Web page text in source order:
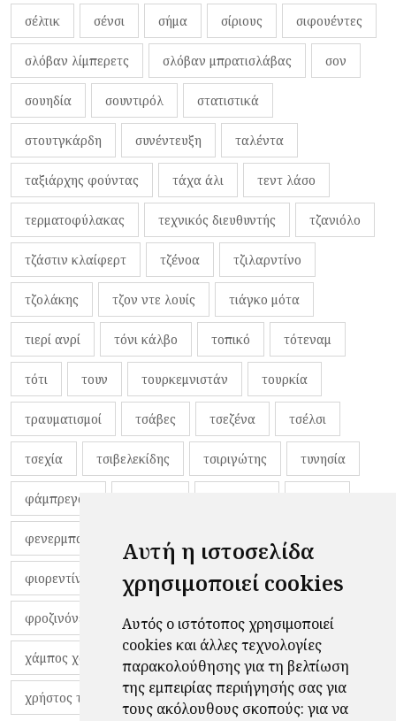
Αυτή η ιστοσελίδα
χρησιμοποιεί cookies
Αυτός ο ιστότοπος χρησιμοποιεί
cookies και άλλες τεχνολογίες
παρακολούθησης για τη βελτίωση
της εμπειρίας περιήγησής σας για
τους ακόλουθους σκοπούς: για να
σέλτικ σένσι σήμα σίριους σιφουέντες
σλόβαν λίμπερετς σλόβαν μπρατισλάβας σον
σουηδία σουντιρόλ στατιστικά
στουτγκάρδη συνέντευξη ταλέντα
ταξιάρχης φούντας τάχα άλι τεντ λάσο
τερματοφύλακας τεχνικός διευθυντής τζανιόλο
τζάστιν κλαίφερτ τζένοα τζιλαρντίνο
τζολάκης τζον ντε λουίς τιάγκο μότα
τιερί ανρί τόνι κάλβο τοπικό τότεναμ
τότι τουν τουρκεμνιστάν τουρκία
τραυματισμοί τσάβες τσεζένα τσέλσι
τσεχία τσιβελεκίδης τσιριγώτης τυνησία
φάμπρεγας
φενερμπαχτσέ φερνάντο τόρες φίλαθλοι
φιορεντίνα φιρμίνο φρανκ ντε μπουρ
φροζινόνε φωκικός χαβίτο
χάμπος χαραλάμπους χάρι πότερ
χρήστος τζόλης